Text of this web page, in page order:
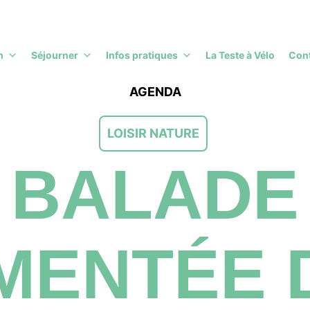
Séjourner Infos pratiques La Teste à Vélo
AGENDA
LOISIR NATURE
BALADE